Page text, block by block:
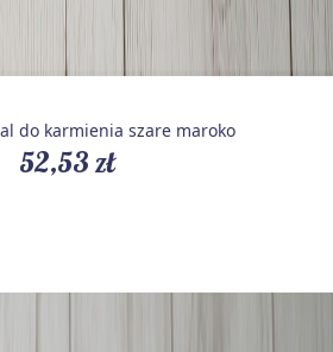
do karmienia szare maroko
52,53 zł